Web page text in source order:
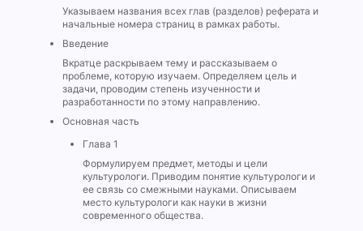
Указываем названия всех глав (разделов) реферата и
начальные номера страниц в рамках работы.
Введение
Вкратце раскрываем тему и рассказываем о
проблеме, которую изучаем. Определяем цель и
задачи, проводим степень изученности и
разработанности по этому направлению.
Основная часть
Глава 1
Формулируем предмет, методы и цели
культурологи. Приводим понятие культурологи и
ее связь со смежными науками. Описываем
место культурологи как науки в жизни
современного общества.